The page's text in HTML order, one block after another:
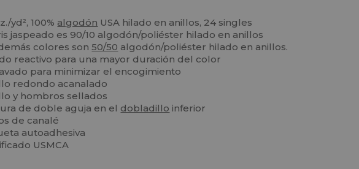
yd², 100% algodón USA hilado en anillos, 24 singles
jaspeado es 90/10 algodón/poliéster hilado en anillos
colores son50/50 algodón/poliéster hilado en anillos.
reactivo para una mayor duración del color
para minimizar el encogimiento
redondo acanalado
y hombros sellados
de doble aguja en el dobladillo inferior
de canalé
autoadhesiva
USMCA